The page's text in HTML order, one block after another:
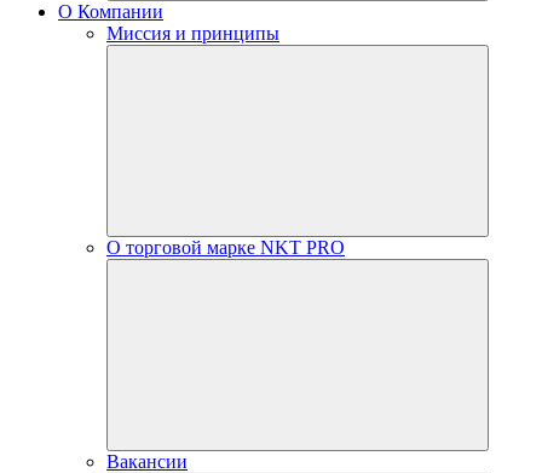
О Компании
Миссия и принципы
О торговой марке NKT PRO
Вакансии